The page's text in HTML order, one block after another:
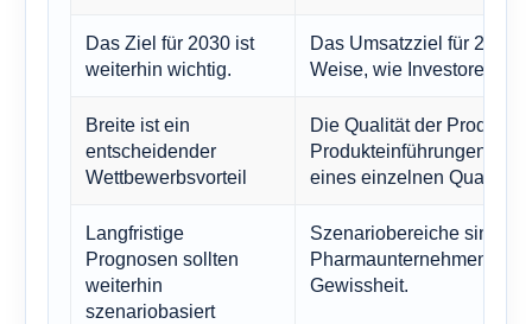
Das Ziel für 2030 ist
weiterhin wichtig.
Das Umsatzziel für 2030
Weise, wie Investoren
Breite ist ein
entscheidender
Wettbewerbsvorteil
Die Qualität der
Produkteinführungen ist
eines einzelnen Quartals.
Langfristige
Prognosen sollten
weiterhin
szenariobasiert
Szenariobereiche sind in
Pharmaunternehmen
Gewissheit.